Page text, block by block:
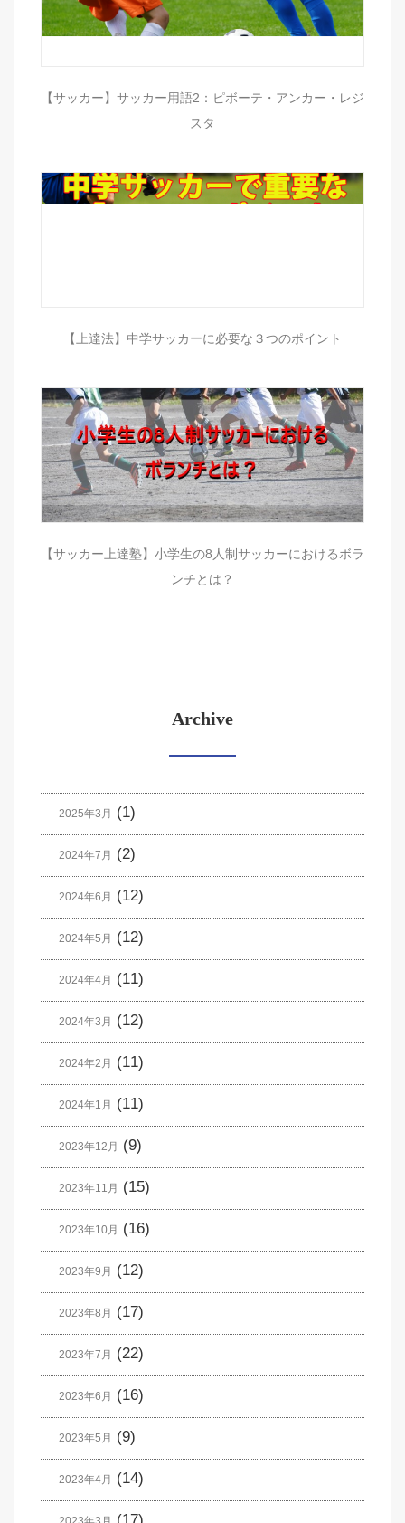
【サッカー】サッカー用語2：ピボーテ・アンカー・レジ
スタ
【上達法】中学サッカーに必要な３つのポイント
【サッカー上達塾】小学生の8人制サッカーにおけるボラ
ンチとは？
Archive
2025年3月 (1)
2024年7月 (2)
2024年6月 (12)
2024年5月 (12)
2024年4月 (11)
2024年3月 (12)
2024年2月 (11)
2024年1月 (11)
2023年12月 (9)
2023年11月 (15)
2023年10月 (16)
2023年9月 (12)
2023年8月 (17)
2023年7月 (22)
2023年6月 (16)
2023年5月 (9)
2023年4月 (14)
(17)